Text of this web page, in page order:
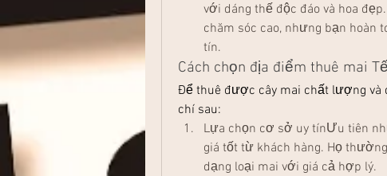
với dáng thế độc đáo và hoa
chăm sóc cao, nhưng bạn hoàn
tín.
Cách chọn địa điểm thuê mai
Để thuê được cây mai chất lượng và
chí sau:
Lựa chọn cơ sở uy tínƯu tiên
giá tốt từ khách hàng. Họ
dạng loại mai với giá cả hợp lý.